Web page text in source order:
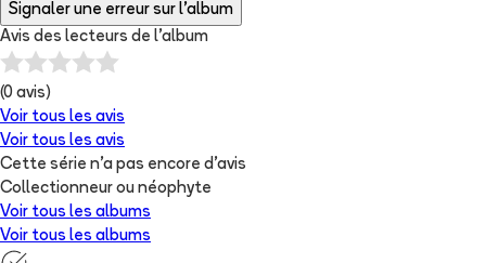
Signaler une erreur sur l'album
Avis des lecteurs de l'album
(0 avis)
Voir tous les avis
Voir tous les avis
Cette série n'a pas encore d'avis
Collectionneur ou néophyte
Voir tous les albums
Voir tous les albums